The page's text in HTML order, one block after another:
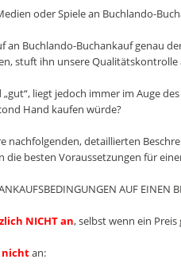
oder Spiele an Buchlando-
Buchlando-Buchankauf genau
stuft ihn unsere Qualitätskontrolle
liegt jedoch immer im Auge
Hand kaufen würde?
detaillierten
besten Voraussetzungen für
AUF EINEN
NICHT an, selbst wenn ein
nichtan: